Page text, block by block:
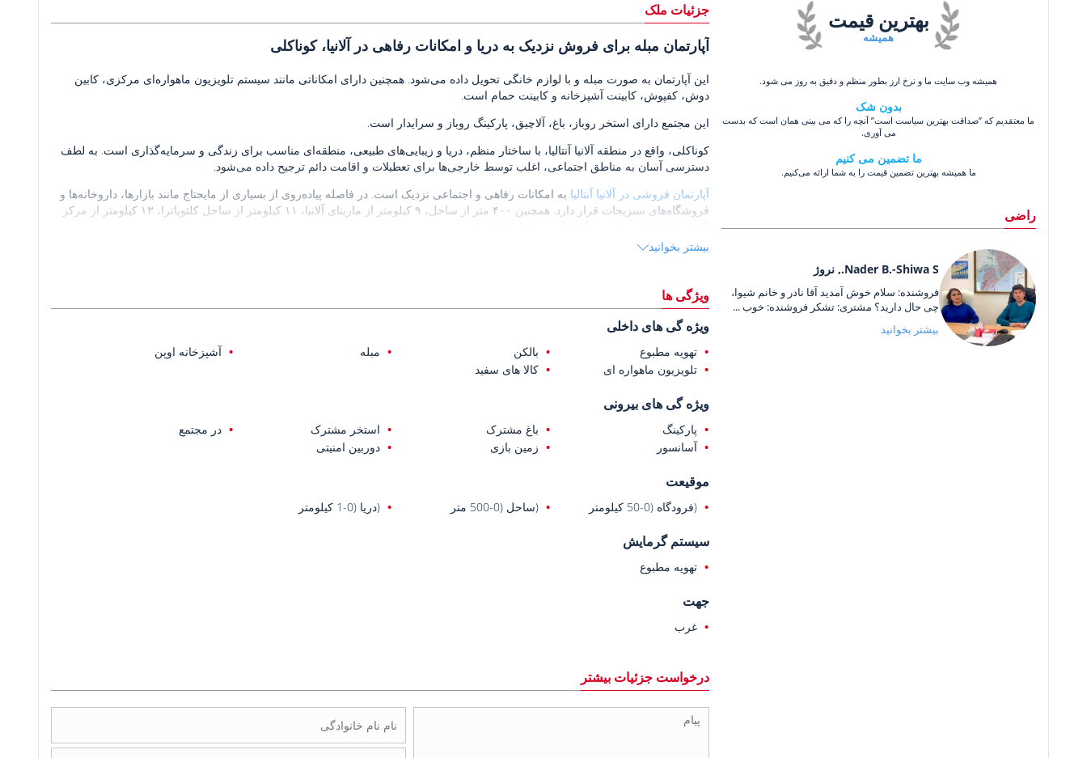
جزئیات ملک
آپارتمان مبله برای فروش نزدیک به دریا و امکانات رفاهی در آلانیا، کوناکلی
این آپارتمان به صورت مبله و با لوازم خانگی تحویل داده می‌شود. همچنین دارای امکاناتی مانند سیستم تلویزیون ماهواره‌ای مرکزی، کابین
دوش، کفپوش، کابینت آشپزخانه و کابینت حمام است.
این مجتمع دارای استخر روباز، باغ، آلاچیق، پارکینگ روباز و سرایدار است.
کوناکلی، واقع در منطقه آلانیا آنتالیا، با ساختار منظم، دریا و زیبایی‌های طبیعی، منطقه‌ای مناسب برای زندگی و سرمایه‌گذاری است. به لطف
دسترسی آسان به مناطق اجتماعی، اغلب توسط خارجی‌ها برای تعطیلات و اقامت دائم ترجیح داده می‌شود.
آپارتمان فروشی در آلانیا آنتالیا به امکانات رفاهی و اجتماعی نزدیک است. در فاصله پیاده‌روی از بسیاری از مایحتاج مانند بازارها، داروخانه‌ها و
فروشگاه‌های سبزیجات قرار دارد. همچنین ۴۰۰ متر از ساحل، ۹ کیلومتر از مارینای آلانیا، ۱۱ کیلومتر از ساحل کلئوپاترا، ۱۳ کیلومتر از مرکز
بیشتر بخوانید
ویژگی ها
ویژه گی های داخلی
تهویه مطبوع بالکن مبله
آشپزخانه اوپن
تلویزیون ماهواره ای
کالا های سفید
ویژه گی های بیرونی
پارکینگ باغ مشترک استخر مشترک
در مجتمع
آسانسور
زمین بازی دوربین امنیتی
موقیعت
(فرودگاه (0-50 کیلومتر (ساحل (0-500 متر (دریا (0-1 کیلومتر
سیستم گرمایش
تهویه مطبوع
جهت
غرب
همیشه
بهترین قیمت
همیشه وب سایت ما و نرخ ارز بطور منظم و دقیق به روز می شود.
بدون شک
ما معتقدیم که ”صداقت بهترین سیاست است” آنچه را که می بینی همان است که بدست
می آوری.
ما تضمین می کنیم
ما همیشه بهترین تضمین قیمت را به شما ارائه می‌کنیم.
راضی
Nader B.-Shiwa S., نروژ
فروشنده: سلام خوش آمدید آقا نادر و خانم شیوا،
چی حال دارید؟ مشتری: تشکر فروشنده: خوب ...
بیشتر بخوانید
درخواست جزئیات بیشتر